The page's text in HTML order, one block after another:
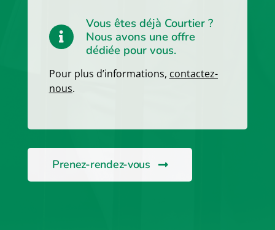
Vous êtes déjà Courtier ?
Nous avons une offre
dédiée pour vous.
Pour plus d’informations, contactez-
nous.
Prenez-rendez-vous